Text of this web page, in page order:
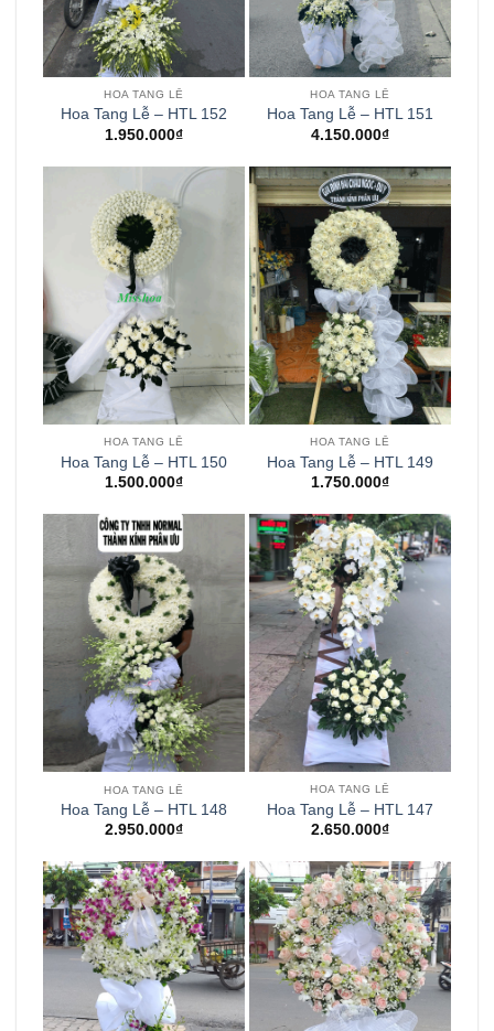
HOA TANG LỄ
Hoa Tang Lễ – HTL 152
1.950.000₫
HOA TANG LỄ
Hoa Tang Lễ – HTL 151
4.150.000₫
HOA TANG LỄ
Hoa Tang Lễ – HTL 150
1.500.000₫
HOA TANG LỄ
Hoa Tang Lễ – HTL 149
1.750.000₫
HOA TANG LỄ
Hoa Tang Lễ – HTL 148
2.950.000₫
HOA TANG LỄ
Hoa Tang Lễ – HTL 147
2.650.000₫